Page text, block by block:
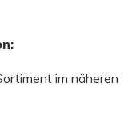
im näheren